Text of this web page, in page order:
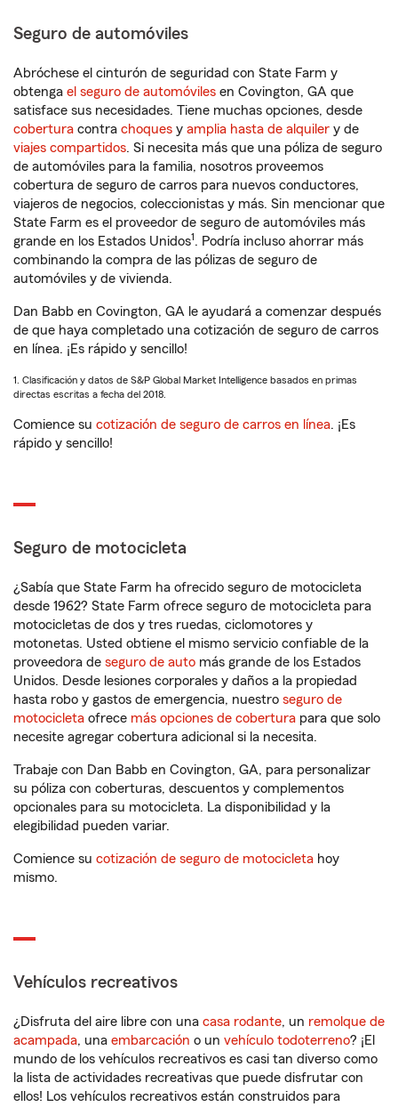
Seguro de automóviles
Abróchese el cinturón de seguridad con State Farm y
obtenga el seguro de automóviles en Covington, GA que
satisface sus necesidades. Tiene muchas opciones, desde
cobertura contra choques y amplia hasta de alquiler y de
viajes compartidos. Si necesita más que una póliza de seguro
de automóviles para la familia, nosotros proveemos
cobertura de seguro de carros para nuevos conductores,
viajeros de negocios, coleccionistas y más. Sin mencionar que
State Farm es el proveedor de seguro de automóviles más
grande en los Estados Unidos1. Podría incluso ahorrar más
combinando la compra de las pólizas de seguro de
automóviles y de vivienda.
Dan Babb en Covington, GA le ayudará a comenzar después
de que haya completado una cotización de seguro de carros
en línea. ¡Es rápido y sencillo!
1. Clasificación y datos de S&P Global Market Intelligence basados en primas
directas escritas a fecha del 2018.
Comience su cotización de seguro de carros en línea. ¡Es
rápido y sencillo!
Seguro de motocicleta
¿Sabía que State Farm ha ofrecido seguro de motocicleta
desde 1962? State Farm ofrece seguro de motocicleta para
motocicletas de dos y tres ruedas, ciclomotores y
motonetas. Usted obtiene el mismo servicio confiable de la
proveedora de seguro de auto más grande de los Estados
Unidos. Desde lesiones corporales y daños a la propiedad
hasta robo y gastos de emergencia, nuestro seguro de
motocicleta ofrece más opciones de cobertura para que solo
necesite agregar cobertura adicional si la necesita.
Trabaje con Dan Babb en Covington, GA, para personalizar
su póliza con coberturas, descuentos y complementos
opcionales para su motocicleta. La disponibilidad y la
elegibilidad pueden variar.
Comience su cotización de seguro de motocicleta hoy
mismo.
Vehículos recreativos
¿Disfruta del aire libre con una casa rodante, un remolque de
acampada, una embarcación o un vehículo todoterreno? ¡El
mundo de los vehículos recreativos es casi tan diverso como
la lista de actividades recreativas que puede disfrutar con
ellos! Los vehículos recreativos están construidos para